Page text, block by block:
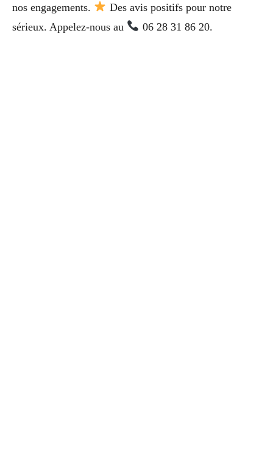
nos engagements.
Des avis positifs pour notre
sérieux. Appelez-nous au
06 28 31 86 20.